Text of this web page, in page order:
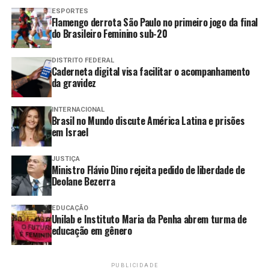
Itaipu adquire nova área para
assentamento indígena no
Brasil e Espanha firmam acordo
para promover igualdade de
Desafios persistem na garantia de
direitos trabalhistas no campo
Serviço – Rádio Nacional na cobertura do Abril
Indígena, por meio dos seguintes programas:
– Mosaico
Rádio Nacional da Amazônia e Rádio Nacional do Alto
Solimões – Segunda a sexta, às 12h30 (horário de
ESPORTES
Flamengo derrota São Paulo no primeiro jogo da final
do Brasileiro Feminino sub-20
DISTRITO FEDERAL
Caderneta digital visa facilitar o acompanhamento
da gravidez
INTERNACIONAL
Brasil no Mundo discute América Latina e prisões
em Israel
JUSTIÇA
Ministro Flávio Dino rejeita pedido de liberdade de
Deolane Bezerra
EDUCAÇÃO
Unilab e Instituto Maria da Penha abrem turma de
educação em gênero
PUBLICIDADE